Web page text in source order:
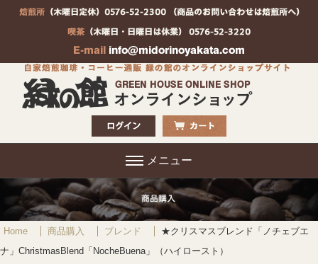
メニュー
Home 商品購入 ブレンド
★クリスマスブレンド「ノチェブエ
ナ」ChristmasBlend「NocheBuena」（ハイロースト）